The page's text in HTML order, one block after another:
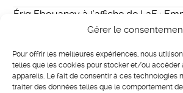
Gérer le
Pour offrir les meilleures expériences, nous
telles que les cookies pour stocker et/ou accéder
appareils. Le fait de consentir à ces technologies
traiter des données telles que le comportement
Ériq Ebouaney à l’affiche de L2E :
du film indien Lucifer au casting
Eriq Ebouaney incarne Fallou dans
Daryl Dixon
MISTER E PARIS